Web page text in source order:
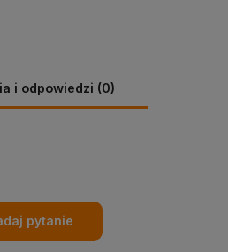
i odpowiedzi (0)
pytanie